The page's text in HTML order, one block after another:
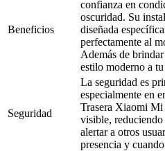
Beneficios
confianza en
oscuridad. Su
diseñada
perfectamente al
Además de
estilo moderno a
Seguridad
La seguridad es
especialmente en
Trasera Xiaomi
visible, reduciendo
alertar a otros
presencia y